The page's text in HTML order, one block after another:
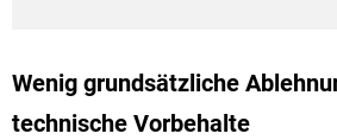
Wenig grundsätzliche
technische Vorbehalte